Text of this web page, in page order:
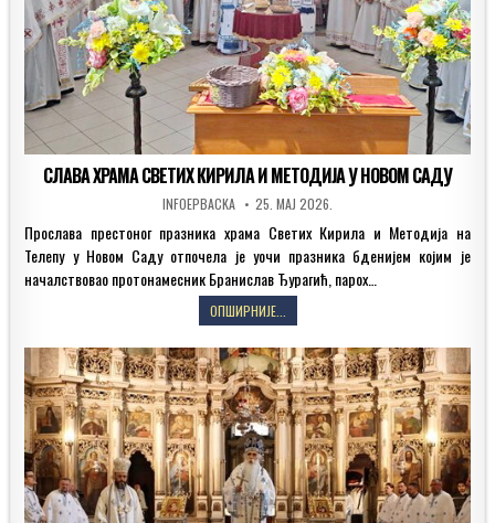
СЛАВА ХРАМА СВЕТИХ КИРИЛА И МЕТОДИЈА У НОВОМ САДУ
AUTHOR:
INFOEPBACKA PUBLISHED
DATE:
25. МАЈ 2026.
Прослава престоног празника храма Светих Кирила и Методија на
Телепу у Новом Саду отпочела је уочи празника бденијем којим је
началствовао протонамесник Бранислав Ђурагић, парох…
ОПШИРНИЈЕ...
ХРАМА
СВЕТИХ
КИРИЛА
И
МЕТОДИЈА
У
НОВОМ
САДУ